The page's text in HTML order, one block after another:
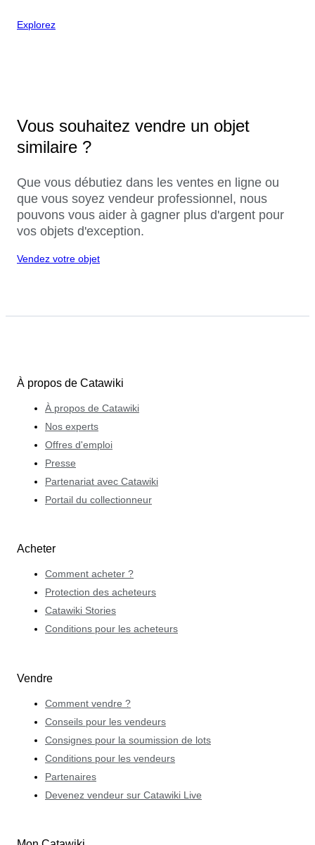
Explorez
Vous souhaitez vendre un objet
similaire ?
Que vous débutiez dans les ventes en ligne ou
que vous soyez vendeur professionnel, nous
pouvons vous aider à gagner plus d'argent pour
vos objets d'exception.
Vendez votre objet
À propos de Catawiki
À propos de Catawiki
Nos experts
Offres d'emploi
Presse
Partenariat avec Catawiki
Portail du collectionneur
Acheter
Comment acheter ?
Protection des acheteurs
Catawiki Stories
Conditions pour les acheteurs
Vendre
Comment vendre ?
Conseils pour les vendeurs
Consignes pour la soumission de lots
Conditions pour les vendeurs
Partenaires
Devenez vendeur sur Catawiki Live